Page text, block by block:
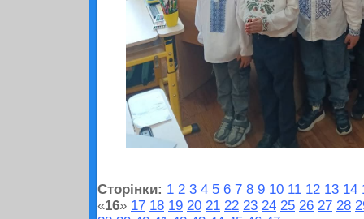
Сторінки: 1 2 3 4 5 6 7 8 9 10 11 12 13 14
«16» 17 18 19 20 21 22 23 24 25 26 27 28